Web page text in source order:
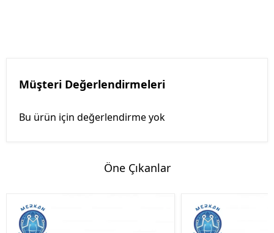
Müşteri Değerlendirmeleri
Bu ürün için değerlendirme yok
Öne Çıkanlar